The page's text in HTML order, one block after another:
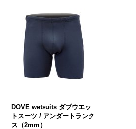
DOVE wetsuits ダブウエッ
トスーツ / アンダートランク
ス（2mm）